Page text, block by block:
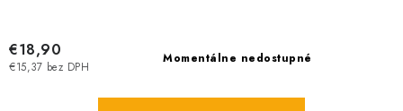
Momentálne nedostupné
€15,37 bez DPH
€18,90